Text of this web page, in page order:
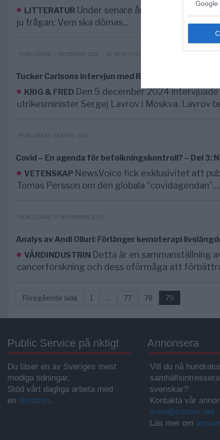
Google
LITTERATUR Under senare år har det varit
ju frågan: Vem ska dömas...
PUBLICERAD 7 DECEMBER 2024 - AV NEWSVOICE REDAKTION
Tucker Carlsons intervjun med Rysslands
KRIG & FRED Den 5 december 2024
utrikesminister Sergej Lavrov i Moskva. Lavrov
PUBLICERAD 10 APRIL 2024
Covid – En agenda för befolkningskontroll? – Del
VETENSKAP NewsVoice fick exklusivitet att
Tomas Persson om den globala “covidagendan”....
PUBLICERAD 15 NOVEMBER 2023
Analys av Andi Olluri: Förlänger kemoterapi
VÅRDINDUSTRIN Detta är en sammanställning
cancerforskning och dess oförmåga att
Föregående sida 1 … 77 78 79
Public Service på riktigt
Du läser en av Sveriges mest
modiga tidningar.
Stöd vårt dagliga arbeta med
en donation.
Annonsera
Vill du nå
svenskar?
Kontakta vår
anna@sasser.net
Läs mer om